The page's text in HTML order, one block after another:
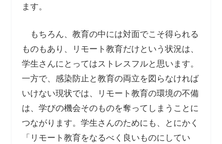
ます。
もちろん、教育の中には対面でこそ得られる
ものもあり、リモート教育だけという状況は、
学生さんにとってはストレスフルと思います。
一方で、感染防止と教育の両立を図らなければ
いけない現状では、リモート教育の環境の不備
は、学びの機会そのものを奪ってしまうことに
つながります。学生さんのためにも、とにかく
「リモート教育をなるべく良いものにしてい